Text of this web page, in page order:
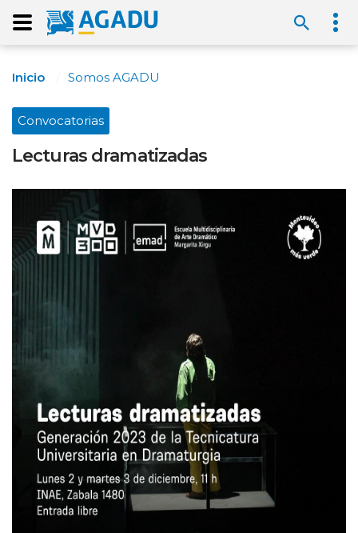
Inicio Somos AGADU
Convocatorias
Lecturas dramatizadas